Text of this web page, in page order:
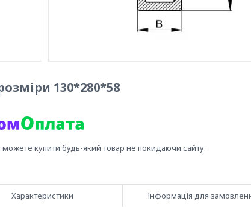
130*280*58
можете купити будь-який товар не покидаючи сайту.
Характеристики Інформація для